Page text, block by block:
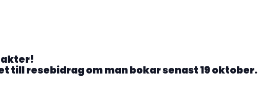
till resebidrag om man bokar senast 19 oktober.